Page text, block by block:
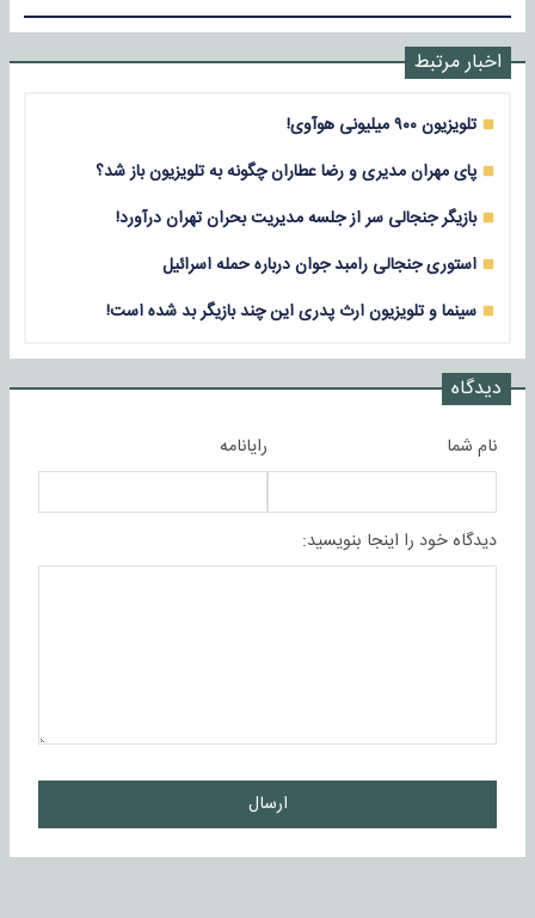
اخبار مرتبط
تلویزیون ۹۰۰ میلیونی هوآوی!
پای مهران مدیری و رضا عطاران چگونه به تلویزیون باز شد؟
بازیگر جنجالی سر از جلسه مدیریت بحران تهران درآورد!
استوری جنجالی رامبد جوان درباره حمله اسرائیل
سینما و تلویزیون ارث پدری‌ این چند بازیگر بد شده است!
دیدگاه
نام شما رایانامه
دیدگاه خود را اینجا بنویسید:
ارسال